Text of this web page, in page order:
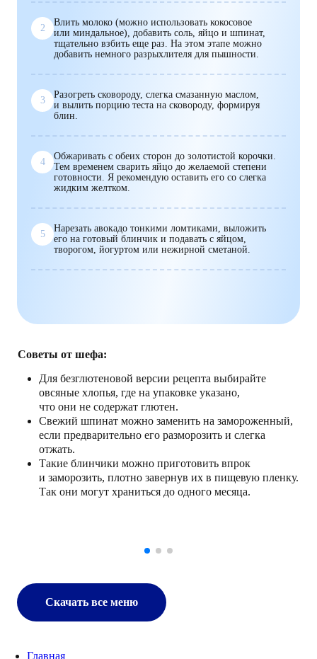
2
Влить молоко (можно использовать кокосовое
или миндальное), добавить соль, яйцо и шпинат,
тщательно взбить еще раз. На этом этапе можно
добавить немного разрыхлителя для пышности.
3
Разогреть сковороду, слегка смазанную маслом,
и вылить порцию теста на сковороду, формируя
блин.
4
Обжаривать с обеих сторон до золотистой корочки.
Тем временем сварить яйцо до желаемой степени
готовности. Я рекомендую оставить его со слегка
жидким желтком.
5
Нарезать авокадо тонкими ломтиками, выложить
его на готовый блинчик и подавать с яйцом,
творогом, йогуртом или нежирной сметаной.
Советы от шефа:
Для безглютеновой версии рецепта выбирайте
овсяные хлопья, где на упаковке указано,
что они не содержат глютен.
Свежий шпинат можно заменить на замороженный,
если предварительно его разморозить и слегка
отжать.
Такие блинчики можно приготовить впрок
и заморозить, плотно завернув их в пищевую пленку.
Так они могут храниться до одного месяца.
Скачать все меню
Главная